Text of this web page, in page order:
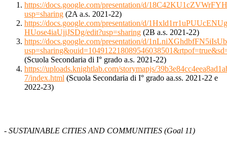
https://docs.google.com/presentation/d/
usp=sharing (2A a.s. 2021-22)
https://docs.google.com/presentation/d/
HUose4iaUjjJSDg/edit?usp=sharing (2B a.s. 2021-22)
https://docs.google.com/presentation/d/
(Scuola Secondaria di I° grado a.s. 2021-22)
https://uploads.knightlab.com/storymapjs/
7/index.html (Scuola Secondaria di I° grado aa.ss. 2021-22 e
2022-23)
- SUSTAINABLE CITIES AND COMMUNITIES (Goal 11)